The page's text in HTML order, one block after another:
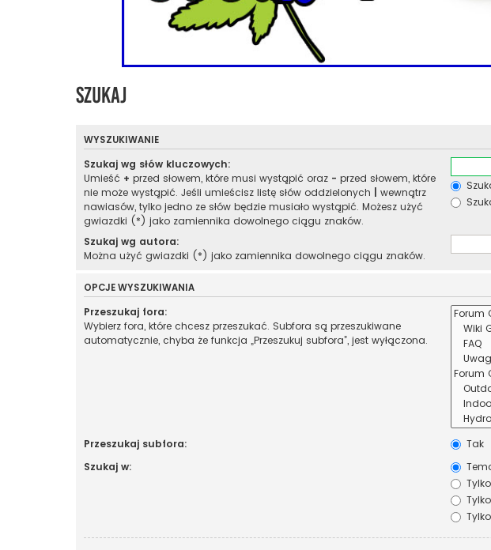
Szukaj
WYSZUKIWANIE
Szukaj wg słów kluczowych:
Umieść + przed słowem, które musi wystąpić oraz - przed słowem, które
nie może wystąpić. Jeśli umieścisz listę słów oddzielonych
wewnątrz
nawiasów, tylko jedno ze słów będzie musiało wystąpić. Możesz użyć
gwiazdki (*) jako zamiennika dowolnego ciągu znaków.
Szukaj wg autora:
Można użyć gwiazdki (*) jako zamiennika dowolnego ciągu znaków.
OPCJE WYSZUKIWANIA
Przeszukaj fora:
Wybierz fora, które chcesz przeszukać. Subfora są przeszukiwane
automatycznie, chyba że funkcja „Przeszukuj subfora”, jest wyłączona.
Przeszukaj subfora: Tak
Szukaj w: